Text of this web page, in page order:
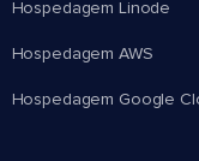
Hospedagem Linode
Hospedagem AWS
Hospedagem Google